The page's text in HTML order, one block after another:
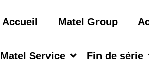
Accueil Matel Group
Matel Service Fin de série